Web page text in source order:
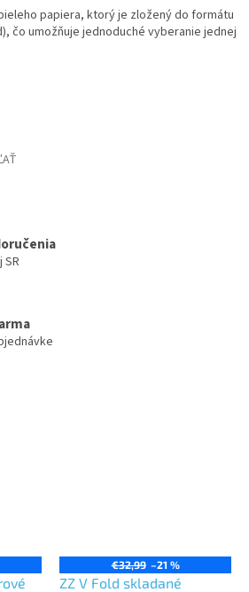
papiera, ktorý je zložený do formátu
čo umožňuje jednoduché vyberanie jednej
€32,99 –21 %
ZZ V Fold skladané